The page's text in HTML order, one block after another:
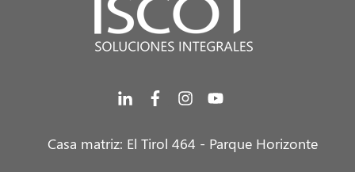
Casa matriz: El Tirol 464 - Parque Horizonte